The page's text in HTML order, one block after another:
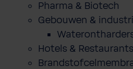
Pharma & Biotech
Gebouwen &
Hotels & Restaurants